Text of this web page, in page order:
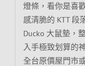
燈條，看你是喜
感清脆的 KTT 段
Ducko 大鼠墊，
入手極致划算的
全台原價屋門市